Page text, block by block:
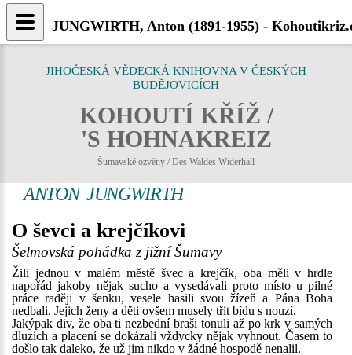
JIHOČESKÁ VĚDECKÁ KNIHOVNA V ČESKÝCH
BUDĚJOVICÍCH
KOHOUTÍ KŘÍŽ /
'S HOHNAKREIZ
Šumavské ozvěny / Des Waldes Widerhall
ANTON JUNGWIRTH
O ševci a krejčíkovi
Šelmovská pohádka z jižní Šumavy
Žili jednou v malém městě švec a krejčík, oba měli v hrdle
napořád jakoby nějak sucho a vysedávali proto místo u pilné
práce raději v šenku, vesele hasili svou žízeň a Pána Boha
nedbali. Jejich ženy a děti ovšem musely třít bídu s nouzí.
Jakýpak div, že oba ti nezbední braši tonuli až po krk v samých
dluzích a placení se dokázali vždycky nějak vyhnout. Časem to
došlo tak daleko, že už jim nikdo v žádné hospodě nenalil.
JUNGWIRTH, Anton (1891-1955) -